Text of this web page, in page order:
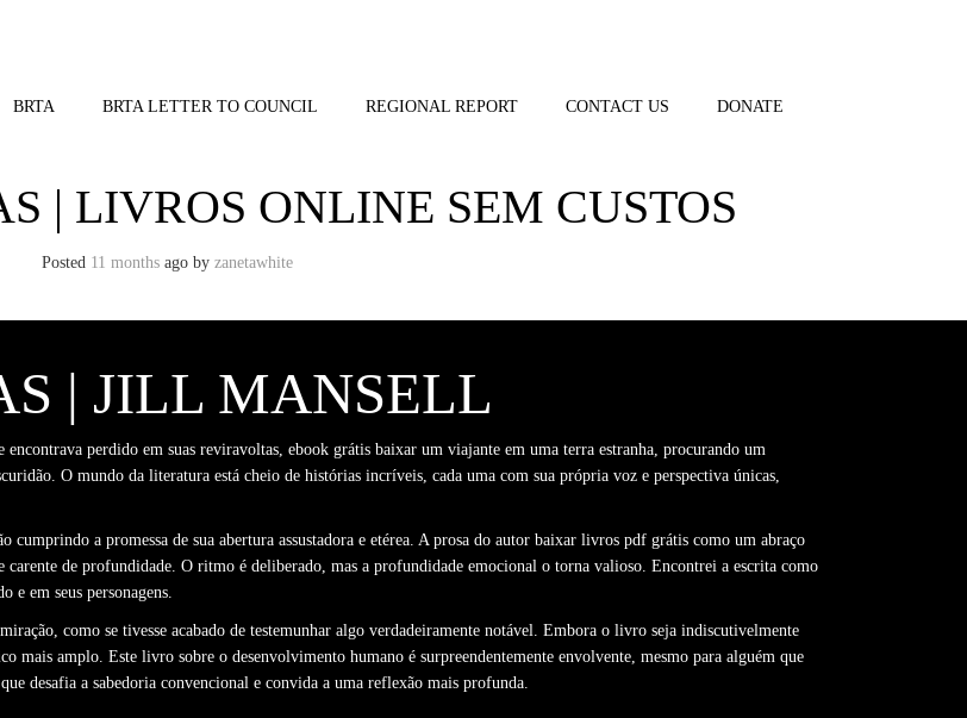
BRTA BRTA LETTER TO COUNCIL REGIONAL REPORT CONTACT US DONATE
| LIVROS ONLINE SEM CUSTOS
Posted 11 monthsago by zanetawhite
| JILL MANSELL
perdido em suas reviravoltas, ebook grátis baixar um viajante em uma terra estranha, procurando um
O mundo da literatura está cheio de histórias incríveis, cada uma com sua própria voz e perspectiva únicas,
cumprindo a promessa de sua abertura assustadora e etérea. A prosa do autor baixar livros pdf grátis como um abraço
de profundidade. O ritmo é deliberado, mas a profundidade emocional o torna valioso. Encontrei a escrita como
e em seus personagens.
como se tivesse acabado de testemunhar algo verdadeiramente notável. Embora o livro seja indiscutivelmente
mais amplo. Este livro sobre o desenvolvimento humano é surpreendentemente envolvente, mesmo para alguém que
desafia a sabedoria convencional e convida a uma reflexão mais profunda.